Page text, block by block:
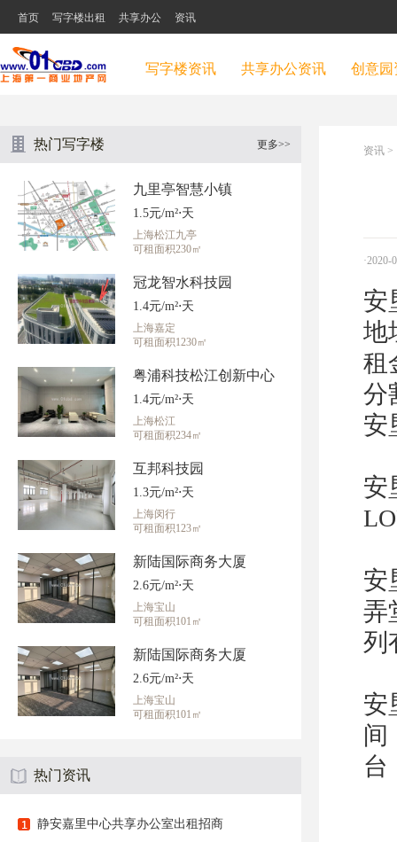
首页 写字楼出租 共享办公 资讯
写字楼资讯 共享办公资讯 创意园
热门写字楼 更多>>
九里亭智慧小镇
1.5元/m²⋅天
上海松江九亭
可租面积230㎡
冠龙智水科技园
1.4元/m²⋅天
上海嘉定
可租面积1230㎡
粤浦科技松江创新中心
1.4元/m²⋅天
上海松江
可租面积234㎡
互邦科技园
1.3元/m²⋅天
上海闵行
可租面积123㎡
新陆国际商务大厦
2.6元/m²⋅天
上海宝山
可租面积101㎡
新陆国际商务大厦
2.6元/m²⋅天
上海宝山
可租面积101㎡
热门资讯
静安嘉里中心共享办公室出租招商
资讯 >
·2020-
安
地
租
分
安
安
安
弄
列
安
间
台